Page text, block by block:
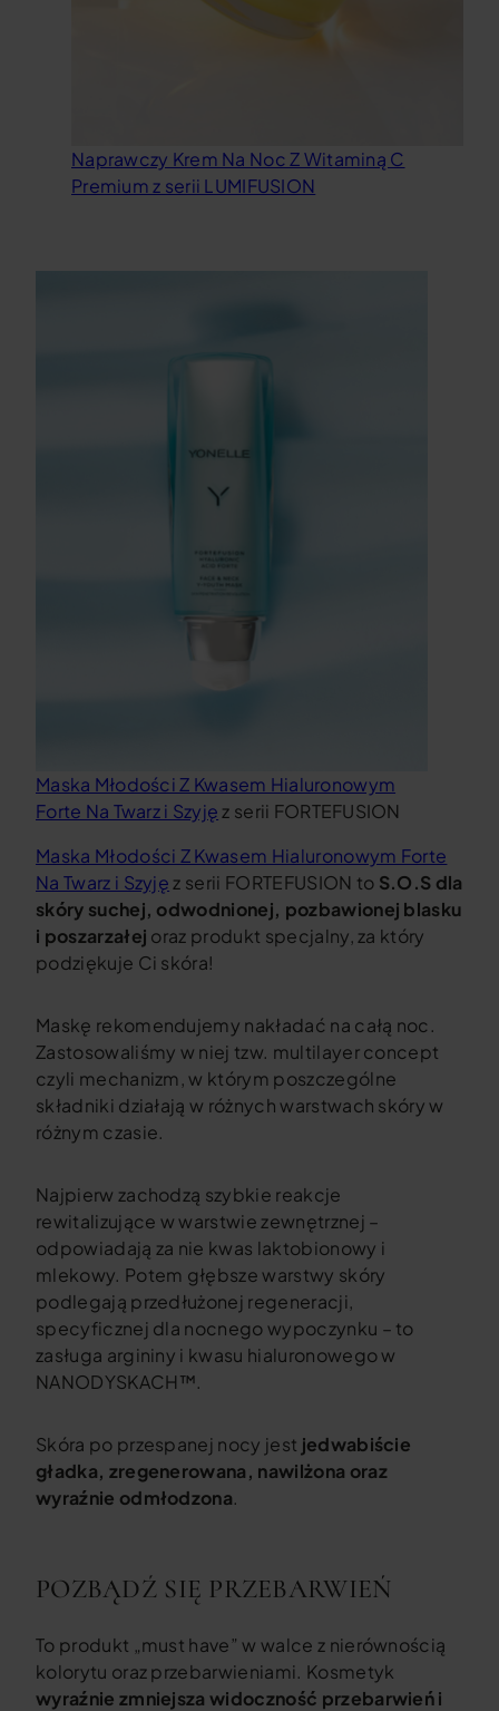
Naprawczy Krem Na Noc Z Witaminą C
Premium z serii LUMIFUSION
Maska Młodości Z Kwasem Hialuronowym
Forte Na Twarz i Szyję z serii FORTEFUSION
Maska Młodości Z Kwasem Hialuronowym Forte
Na Twarz i Szyję z serii FORTEFUSION to S.O.S dla
skóry suchej, odwodnionej, pozbawionej blasku
i poszarzałej oraz produkt specjalny, za który
podziękuje Ci skóra!
Maskę rekomendujemy nakładać na całą noc.
Zastosowaliśmy w niej tzw. multilayer concept
czyli mechanizm, w którym poszczególne
składniki działają w różnych warstwach skóry w
różnym czasie.
Najpierw zachodzą szybkie reakcje
rewitalizujące w warstwie zewnętrznej –
odpowiadają za nie kwas laktobionowy i
mlekowy. Potem głębsze warstwy skóry
podlegają przedłużonej regeneracji,
specyficznej dla nocnego wypoczynku – to
zasługa argininy i kwasu hialuronowego w
NANODYSKACH™.
Skóra po przespanej nocy jest jedwabiście
gładka, zregenerowana, nawilżona oraz
wyraźnie odmłodzona.
POZBĄDŹ SIĘ PRZEBARWIEŃ
To produkt „must have” w walce z nierównością
kolorytu oraz przebarwieniami. Kosmetyk
wyraźnie zmniejsza widoczność przebarwień i